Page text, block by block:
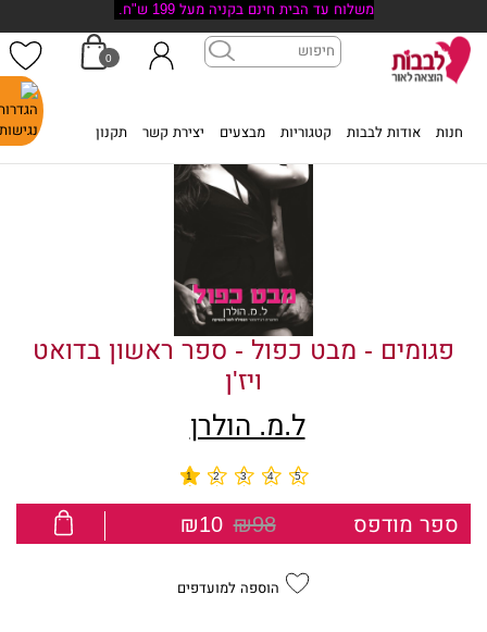
משלוח עד הבית חינם בקניה מעל 199 ש"ח.
חנות אודות לבבות קטגוריות מבצעים יצירת קשר תקנון
0
פגומים - מבט כפול - ספר ראשון בדואט
ויז'ן
ל.מ. הולרן
ספר מודפס ₪98
₪10
הוספה למועדפים